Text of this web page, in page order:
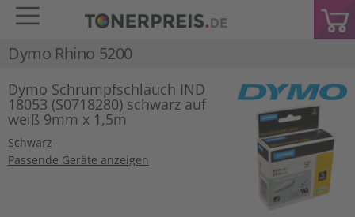
Dymo Rhino 5200
Dymo Schrumpfschlauch IND
18053 (S0718280) schwarz auf
weiß 9mm x 1,5m
Schwarz
Passende Geräte anzeigen